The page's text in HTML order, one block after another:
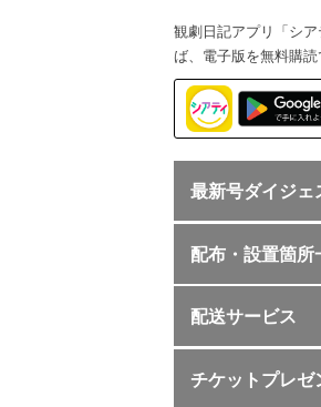
観劇日記アプリ「シ
ば、電子版を無料購読
最新号ダイジェ
配布・設置箇所
配送サービス
チケットプレゼ